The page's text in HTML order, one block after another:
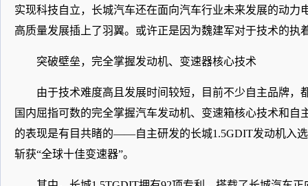
实现科技自立，长城汽车还在面向汽车行业未来发展的动力
高质量发展插上了羽翼。或许正是因为魏建军对于技术的执
突破壁垒，完全掌握发动机、变速器核心技术
由于技术难度高且发展时间较短，目前不少自主品牌，
国内屈指可数的完全掌握汽车发动机、变速箱核心技术和
的表现是有目共睹的——自主研发的长城1.5GDIT发动机入
斩获“全球十佳变速器”。